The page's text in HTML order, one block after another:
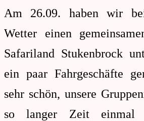
Am 26.09. haben wir
Wetter einen
Safariland Stukenbrock
ein paar Fahrgeschäfte
sehr schön, unsere
so langer Zeit einmal